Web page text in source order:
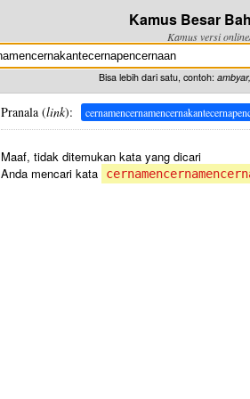
Kamus Besar
Kamus versi
Bisa lebih dari satu, contoh:
Pranala (link):
Maaf, tidak ditemukan kata yang dicari
Anda mencari kata